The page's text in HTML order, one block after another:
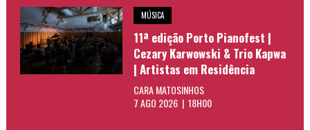
MÚSICA
11ª edição Porto Pianofest |
Cezary Karwowski & Trio Kapwa
| Artistas em Residência
CARA MATOSINHOS
7 AGO 2026 | 18H00